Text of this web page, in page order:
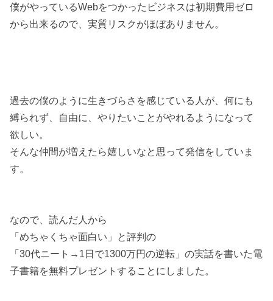
僕がやっているWebをつかったビジネスは初期費用ゼロ
から出来るので、実質リスクがほぼありません。
過去の僕のように生きづらさを感じている人が、何にも
縛られず、自由に、やりたいことがやれるようになって
欲しい。
そんな仲間が増えたら嬉しいなと思って発信をしていま
す。
なので、読んだ人から
「めちゃくちゃ面白い」と評判の
「30代ニート→1日で1300万円の逆転」の実話を書いた電
子書籍を無料プレゼントすることにしました。